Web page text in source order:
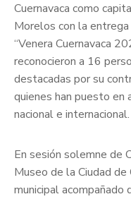
Cuernavaca como
Morelos con la
“Venera Cuernavaca
reconocieron a 16
destacadas por su
quienes han puesto
nacional e internacional.
En sesión solemne de
Museo de la Ciudad de
municipal acompañado